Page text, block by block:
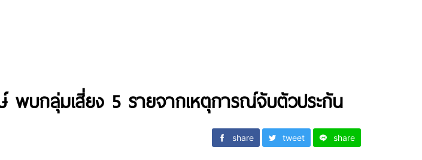
บกลุ่มเสี่ยง 5 รายจากเหตุการณ์จับตัวประกัน
share tweet share